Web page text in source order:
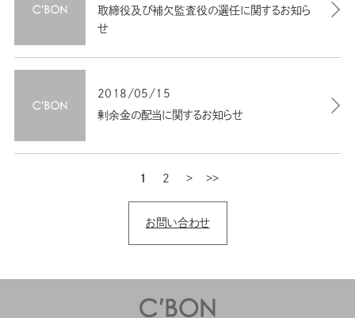
取締役及び補欠監査役の選任に関するお知ら
せ
2018/05/15
剰余金の配当に関するお知らせ
1 2
お問い合わせ